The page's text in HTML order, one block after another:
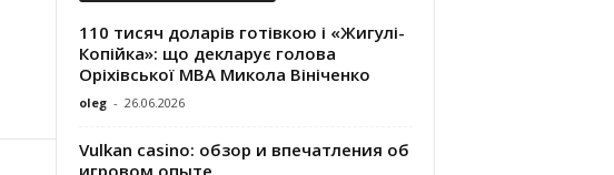
110 тисяч доларів готівкою і «Жигулі-
Копійка»: що декларує голова
Оріхівської МВА Микола Вініченко
oleg - 26.06.2026
Vulkan casino: обзор и впечатления об
игровом опыте